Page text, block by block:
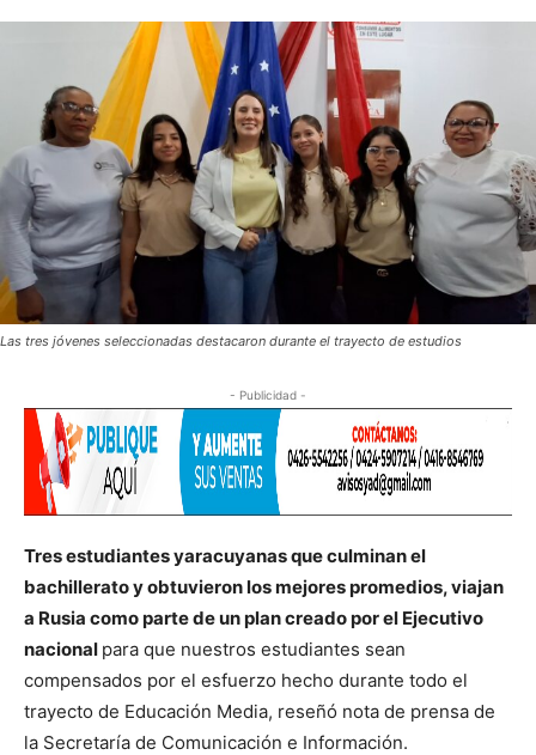
Las tres jóvenes seleccionadas destacaron durante el trayecto de estudios
- Publicidad -
Tres estudiantes yaracuyanas que culminan el
bachillerato y obtuvieron los mejores promedios, viajan
a Rusia como parte de un plan creado por el Ejecutivo
nacional para que nuestros estudiantes sean
compensados por el esfuerzo hecho durante todo el
trayecto de Educación Media, reseñó nota de prensa de
la Secretaría de Comunicación e Información.